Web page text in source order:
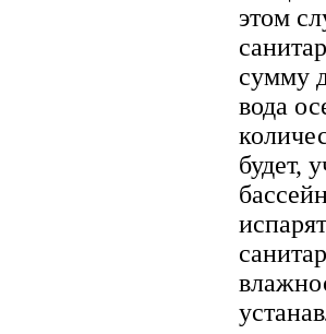
этом
сумму
вода
будет,